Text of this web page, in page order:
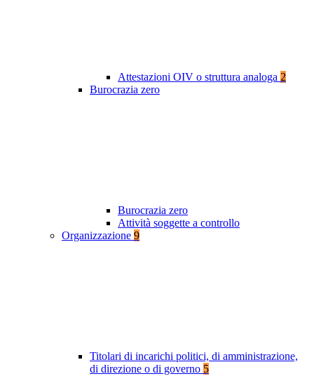
Attestazioni OIV o struttura analoga 2
Burocrazia zero
Burocrazia zero
Attività soggette a controllo
Organizzazione 9
Titolari di incarichi politici, di amministrazione,
di direzione o di governo 5